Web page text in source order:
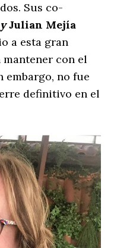
Sus co-
yJulian Mejía
a esta gran
con el
embargo, no fue
definitivo en el